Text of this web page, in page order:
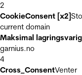
2
CookieConsent [x2]
current domain
Maksimal
garnius.no
4
Cross_ConsentVenter